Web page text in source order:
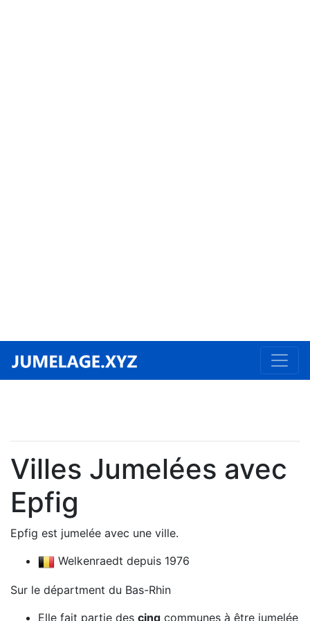
Villes Jumelées avec
Epfig
Epfig est jumelée avec une ville.
Welkenraedt depuis 1976
Sur le départment du Bas-Rhin
Elle fait partie des cinq communes à être jumelée